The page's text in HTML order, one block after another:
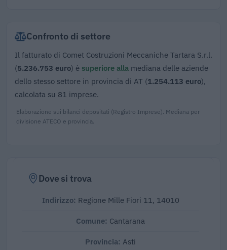
Confronto di settore
Il fatturato di Comet Costruzioni Meccaniche Tartara S.r.l.
(5.236.753 euro) è superiore alla mediana delle aziende
dello stesso settore in provincia di AT (1.254.113 euro),
calcolata su 81 imprese.
Elaborazione sui bilanci depositati (Registro Imprese). Mediana per
divisione ATECO e provincia.
Dove si trova
Indirizzo: Regione Mille Fiori 11, 14010
Comune: Cantarana
Provincia: Asti